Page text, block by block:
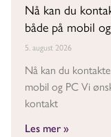
Nå kan du
både på mobil
5. august 2026
Nå kan du
mobil og PC Vi
kontakt
Les mer »